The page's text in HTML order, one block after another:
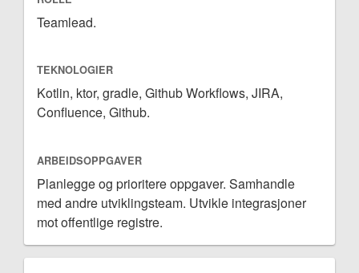
Teamlead.
TEKNOLOGIER
Kotlin, ktor, gradle, Github Workflows, JIRA,
Confluence, Github.
ARBEIDSOPPGAVER
Planlegge og prioritere oppgaver. Samhandle
med andre utviklingsteam. Utvikle integrasjoner
mot offentlige registre.